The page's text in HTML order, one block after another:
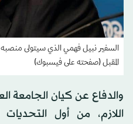
السفير نبيل فهمي الذي سيتولى منصبه
المقبل (صفحته على فيسبوك)
والدفاع عن كيان الجامعة
اللازم، من أول